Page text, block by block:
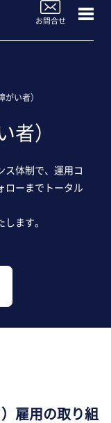
がい者）
者）
ス体制で、運用コ
ローまでトータル
ます。
雇用の取り組